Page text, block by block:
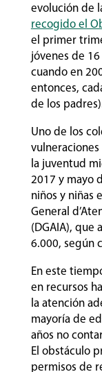
evolución de
recogido el
el primer
jóvenes de
cuando en
entonces,
de los
Uno de los
la juventud
2017 y mayo
niños y niñas
General
(DGAIA), que
6.000, según
En este
en recursos
la atención
mayoría de
años no
El obstáculo
permisos de